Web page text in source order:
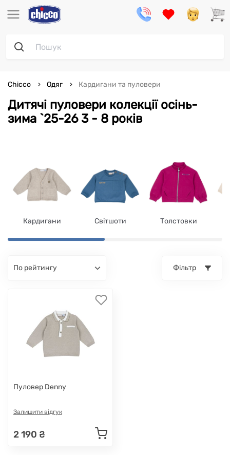
Дитячі пуловери колекції осінь-
зима `25-26 3 - 8 років
Chicco Одяг Кардигани та пуловери
Кардигани Світшоти Толстовки
по рейтингу Фільтр
Пуловер Denny
Залишити відгук
2 190 ₴